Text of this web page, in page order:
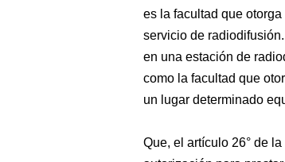
es la facultad que
servicio de
en una estación de
como la facultad que
un lugar determinado
Que, el artículo 26° de